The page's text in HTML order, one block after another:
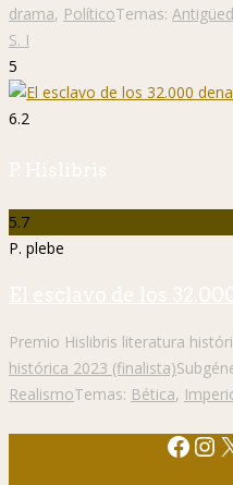
drama, PolíticoTemas:
S. I
5
6.2
P. Hislibris
5.7
P. plebe
El esclavo de los
Premio Hislibris literatura
histórica 2023 (finalista)
RealismoTemas: Bética,
X